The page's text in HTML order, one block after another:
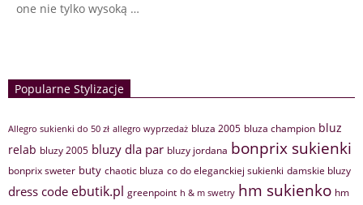
one nie tylko wysoką …
Popularne Stylizacje
Allegro sukienki do 50 zł allegro wyprzedaż bluza 2005 bluza champion bluz
relab bluzy 2005 bluzy dla par bluzy jordana bonprix sukienki
bonprix sweter buty chaotic bluza co do eleganckiej sukienki damskie bluzy
dress code ebutik.pl greenpoint h & m swetry hm sukienko hm